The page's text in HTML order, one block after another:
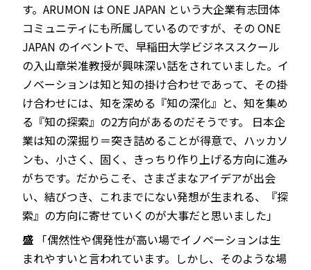
す。ARUMON は ONE JAPAN という大企業有志団体
コミュニティにも所属しているのですが、その ONE
JAPAN のイベントで、早稲田大学ビジネススクール
の入山章栄准教授が興味深い話をされていました。イ
ノベーションは知と知の掛け合わせであって、その掛
け合わせには、知を深める『知の深化』と、知を集め
る『知の探索』の2方向があるのだそうです。 日本企
業は知の深掘り＝突き詰めることが得意で、ハッカソ
ンも、小さく、固く、きっちり作り上げる方向に進み
がちです。だからこそ、さまざまなアイデアが出会
い、結びつき、これまでにない発想が生まれる、『探
索』の方向に寄せていくのが大事だと思いました」
盛 「偶然性や偶発性が高い場でイノベーションは生
まれやすいと言われています。しかし、そのような場